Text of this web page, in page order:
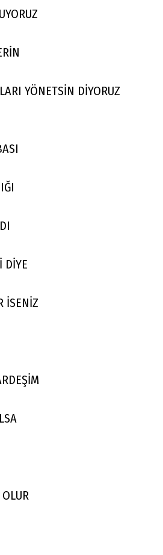
YÖNETSİN DİYORUZ
DİYE
İSENİZ